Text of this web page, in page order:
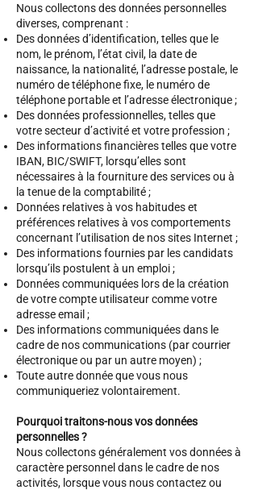
Nous collectons des données personnelles
diverses, comprenant :
Des données d’identification, telles que le
nom, le prénom, l’état civil, la date de
naissance, la nationalité, l’adresse postale, le
numéro de téléphone fixe, le numéro de
téléphone portable et l’adresse électronique ;
Des données professionnelles, telles que
votre secteur d’activité et votre profession ;
Des informations financières telles que votre
IBAN, BIC/SWIFT, lorsqu’elles sont
nécessaires à la fourniture des services ou à
la tenue de la comptabilité ;
Données relatives à vos habitudes et
préférences relatives à vos comportements
concernant l’utilisation de nos sites Internet ;
Des informations fournies par les candidats
lorsqu’ils postulent à un emploi ;
Données communiquées lors de la création
de votre compte utilisateur comme votre
adresse email ;
Des informations communiquées dans le
cadre de nos communications (par courrier
électronique ou par un autre moyen) ;
Toute autre donnée que vous nous
communiqueriez volontairement.
Pourquoi traitons-nous vos données
personnelles ?
Nous collectons généralement vos données à
caractère personnel dans le cadre de nos
activités, lorsque vous nous contactez ou